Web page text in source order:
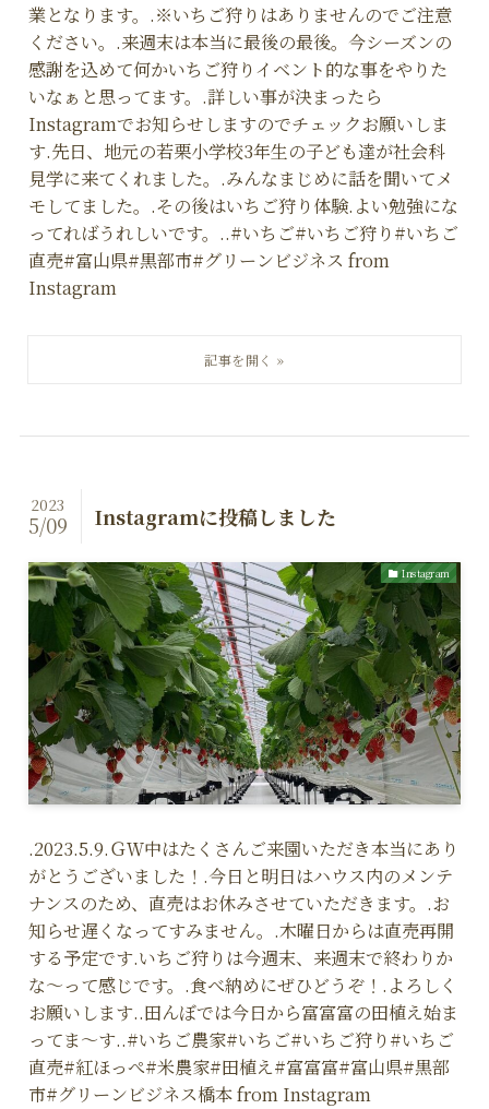
業となります。.※いちご狩りはありませんのでご注意
ください。.来週末は本当に最後の最後。今シーズンの
感謝を込めて何かいちご狩りイベント的な事をやりた
いなぁと思ってます。.詳しい事が決まったら
Instagramでお知らせしますのでチェックお願いしま
す.先日、地元の若栗小学校3年生の子ども達が社会科
見学に来てくれました。.みんなまじめに話を聞いてメ
モしてました。.その後はいちご狩り体験.よい勉強にな
ってればうれしいです。..#いちご#いちご狩り#いちご
直売#富山県#黒部市#グリーンビジネス from
Instagram
Instagramに投稿しました
2023
5/09
Instagram
.2023.5.9.ＧＷ中はたくさんご来園いただき本当にあり
がとうございました！.今日と明日はハウス内のメンテ
ナンスのため、直売はお休みさせていただきます。.お
知らせ遅くなってすみません。.木曜日からは直売再開
する予定です.いちご狩りは今週末、来週末で終わりか
な〜って感じです。.食べ納めにぜひどうぞ！.よろしく
お願いします..田んぼでは今日から富富富の田植え始ま
ってま〜す..#いちご農家#いちご#いちご狩り#いちご
直売#紅ほっぺ#米農家#田植え#富富富#富山県#黒部
市#グリーンビジネス橋本 from Instagram